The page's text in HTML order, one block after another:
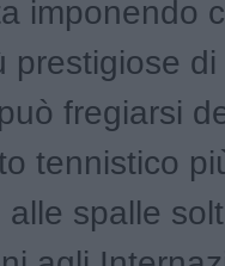
imponendo
prestigiose
fregiarsi
tennistico
alle spalle